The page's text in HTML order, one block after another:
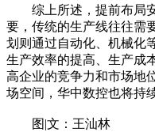
综上所述，提前布局安
要，传统的生产线往往需
划则通过自动化、机械化
生产效率的提高、生产成
高企业的竞争力和市场地
场空间，华中数控也将持
图|文：王汕林